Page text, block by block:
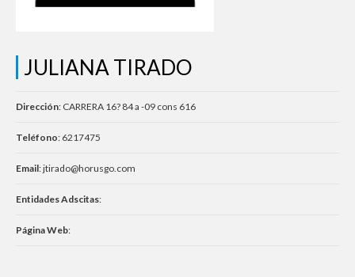
JULIANA TIRADO
Dirección: CARRERA 16? 84 a -09 cons 616
Teléfono: 6217475
Email: jtirado@horusgo.com
Entidades Adscitas:
Página Web: